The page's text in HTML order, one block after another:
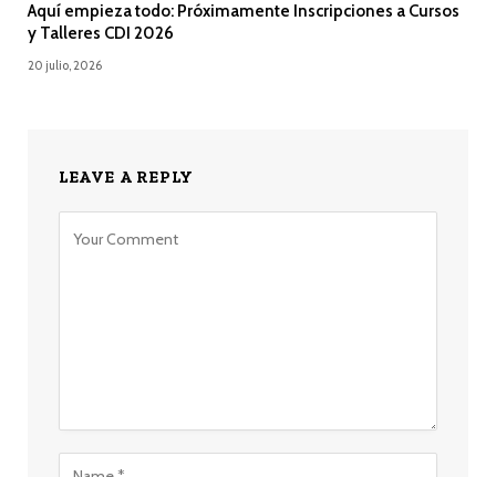
Aquí empieza todo: Próximamente Inscripciones a Cursos
y Talleres CDI 2026
20 julio, 2026
LEAVE A REPLY